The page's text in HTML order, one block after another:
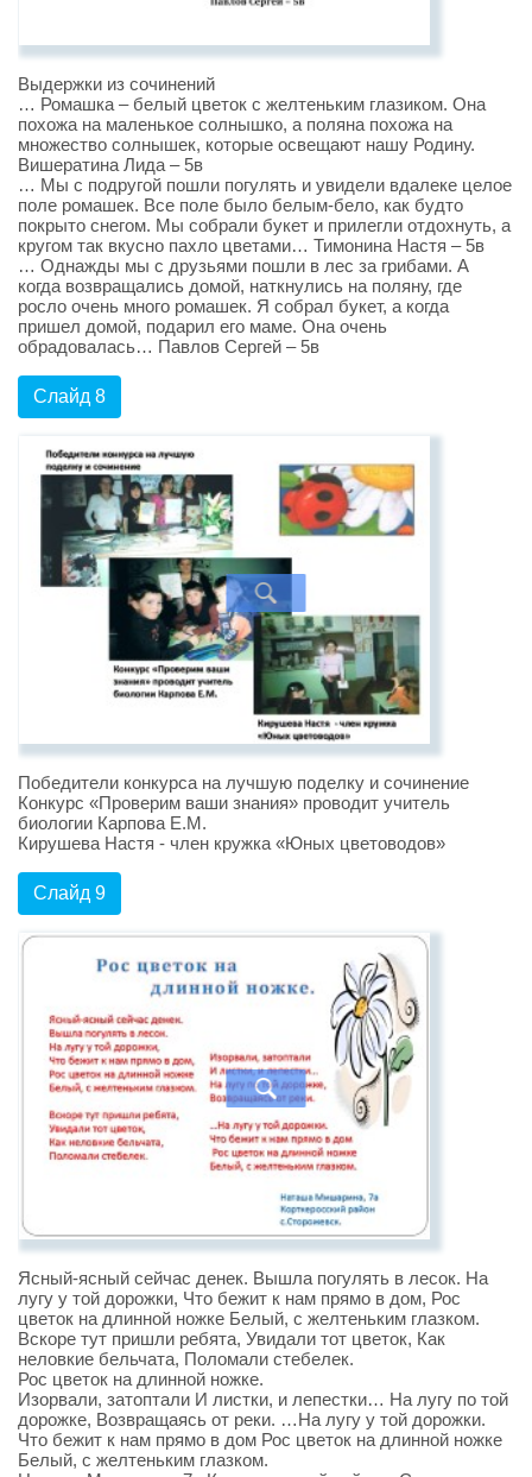
Выдержки из сочинений
… Ромашка – белый цветок с желтеньким глазиком. Она
похожа на маленькое солнышко, а поляна похожа на
множество солнышек, которые освещают нашу Родину.
Вишератина Лида – 5в
… Мы с подругой пошли погулять и увидели вдалеке целое
поле ромашек. Все поле было белым-бело, как будто
покрыто снегом. Мы собрали букет и прилегли отдохнуть, а
кругом так вкусно пахло цветами… Тимонина Настя – 5в
… Однажды мы с друзьями пошли в лес за грибами. А
когда возвращались домой, наткнулись на поляну, где
росло очень много ромашек. Я собрал букет, а когда
пришел домой, подарил его маме. Она очень
обрадовалась… Павлов Сергей – 5в
Слайд 8
Победители конкурса на лучшую поделку и сочинение
Конкурс «Проверим ваши знания» проводит учитель
биологии Карпова Е.М.
Кирушева Настя - член кружка «Юных цветоводов»
Слайд 9
Ясный-ясный сейчас денек. Вышла погулять в лесок. На
лугу у той дорожки, Что бежит к нам прямо в дом, Рос
цветок на длинной ножке Белый, с желтеньким глазком.
Вскоре тут пришли ребята, Увидали тот цветок, Как
неловкие бельчата, Поломали стебелек.
Рос цветок на длинной ножке.
Изорвали, затоптали И листки, и лепестки… На лугу по той
дорожке, Возвращаясь от реки. …На лугу у той дорожки.
Что бежит к нам прямо в дом Рос цветок на длинной ножке
Белый, с желтеньким глазком.